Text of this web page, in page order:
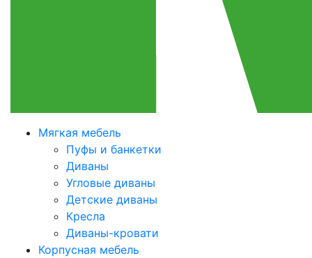
Мягкая мебель
Пуфы и банкетки
Диваны
Угловые диваны
Детские диваны
Кресла
Диваны-кровати
Корпусная мебель